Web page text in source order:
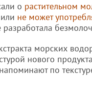
о растительном
не может
морских
нового
по